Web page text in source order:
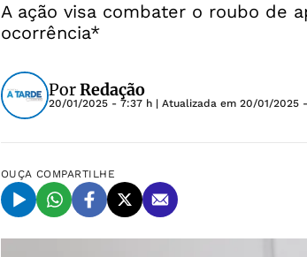
A ação visa combater o roubo de
ocorrência*
PorRedação
20/01/2025 - 7:37 h | Atualizada em 20/01/2025
OUÇA COMPARTILHE